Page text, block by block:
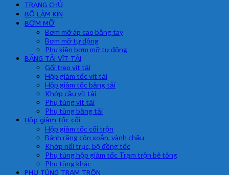
TRANG CHỦ
BỘ LÀM KÍN
BƠM MỠ
Bơm mỡ áp cao bằng tay
Bơm mỡ tự động
Phụ kiện bơm mỡ tự động
BĂNG TẢI VÍT TẢI
Gối treo vít tải
Hộp giảm tốc vít tải
Hộp giảm tốc băng tải
Khớp cầu vít tải
Phụ tùng vít tải
Phụ tùng băng tải
Hộp giảm tốc cối
Hộp giảm tốc cối trộn
Bánh răng côn xoắn, vành chậu
Khớp nối trục, bộ đồng tốc
Phụ tùng hộp giảm tốc Trạm trộn bê tông
Phụ tùng khác
PHỤ TÙNG TRẠM TRÔN